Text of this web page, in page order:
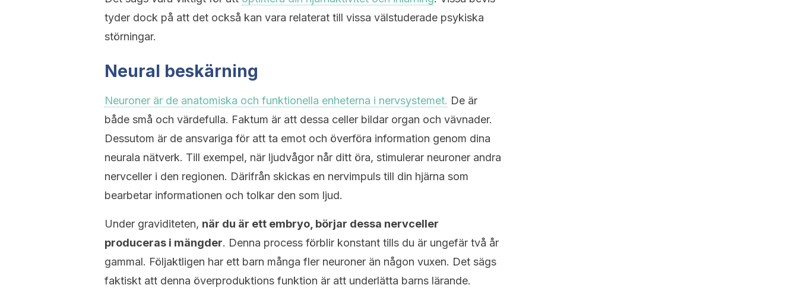
tyder dock på att det också kan vara relaterat till vissa välstuderade psykiska
störningar.
Neural beskärning
Neuroner är de anatomiska och funktionella enheterna i nervsystemet. De är
både små och värdefulla. Faktum är att dessa celler bildar organ och vävnader.
Dessutom är de ansvariga för att ta emot och överföra information genom dina
neurala nätverk. Till exempel, när ljudvågor når ditt öra, stimulerar neuroner andra
nervceller i den regionen. Därifrån skickas en nervimpuls till din hjärna som
bearbetar informationen och tolkar den som ljud.
Under graviditeten, när du är ett embryo, börjar dessa nervceller
produceras i mängder. Denna process förblir konstant tills du är ungefär två år
gammal. Följaktligen har ett barn många fler neuroner än någon vuxen. Det sägs
faktiskt att denna överproduktions funktion är att underlätta barns lärande.